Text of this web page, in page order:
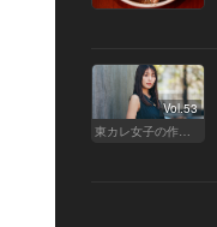
Vol.53
東カレ女子の作り方